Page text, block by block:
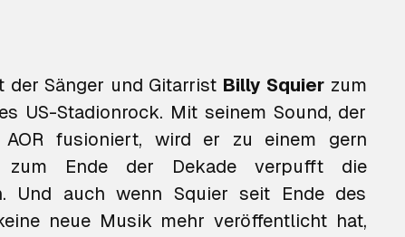
der Sänger und Gitarrist Billy Squierzum
US-Stadionrock. Mit seinem Sound, der
fusioniert, wird er zu einem gern
zum Ende der Dekade verpufft die
Und auch wenn Squier seit Ende des
neue Musik mehr veröffentlicht hat,